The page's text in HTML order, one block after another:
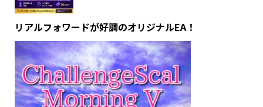
リアルフォワードが好調のオリジナルEA！